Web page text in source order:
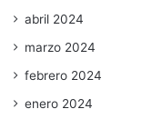
abril 2024
marzo 2024
febrero 2024
enero 2024